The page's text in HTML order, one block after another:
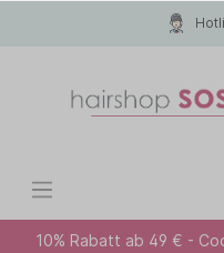
10% Rabatt ab 49 € -